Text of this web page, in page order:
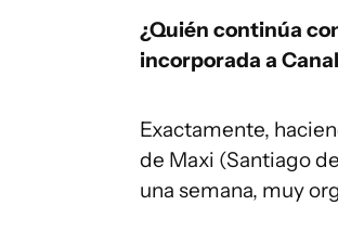
¿Quién continúa
incorporada a
Exactamente,
de Maxi (Santiago
una semana, muy